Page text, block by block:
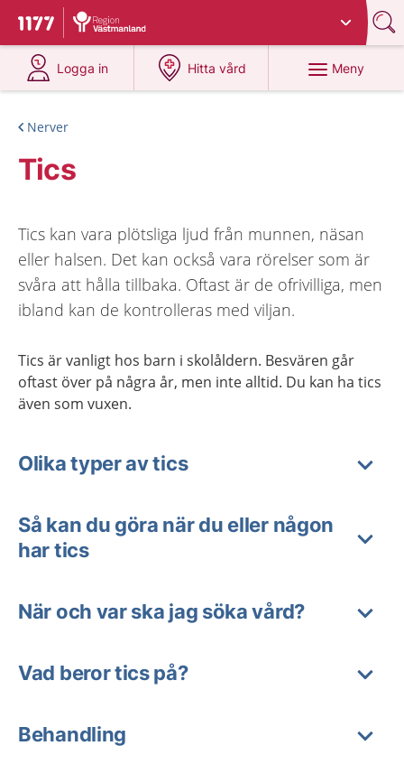
Till startsidan för 1177
Du har valt region
Logga in
på 1177.se
Hitta vård
på 1177.se
Meny
Nerver
Tics
Tics kan vara plötsliga ljud från munnen, näsan
eller halsen. Det kan också vara rörelser som är
svåra att hålla tillbaka. Oftast är de ofrivilliga, men
ibland kan de kontrolleras med viljan.
Tics är vanligt hos barn i skolåldern. Besvären går
oftast över på några år, men inte alltid. Du kan ha tics
även som vuxen.
Olika typer av tics
Så kan du göra när du eller någon
har tics
När och var ska jag söka vård?
Vad beror tics på?
Behandling